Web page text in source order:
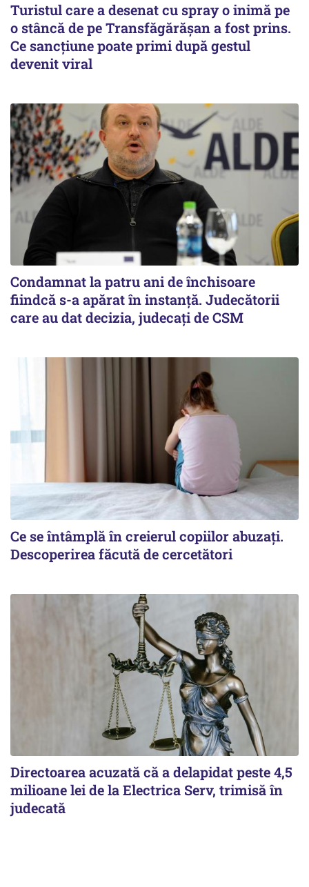
Turistul care a desenat cu spray o inimă pe
o stâncă de pe Transfăgărășan a fost prins.
Ce sancțiune poate primi după gestul
devenit viral
Condamnat la patru ani de închisoare
fiindcă s-a apărat în instanță. Judecătorii
care au dat decizia, judecați de CSM
Ce se întâmplă în creierul copiilor abuzați.
Descoperirea făcută de cercetători
Directoarea acuzată că a delapidat peste 4,5
milioane lei de la Electrica Serv, trimisă în
judecată